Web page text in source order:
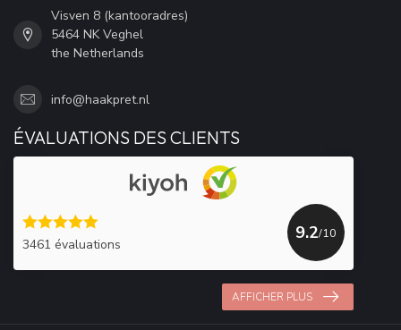
Visven 8 (kantooradres)
5464 NK Veghel
the Netherlands
info@haakpret.nl
ÉVALUATIONS DES CLIENTS
3461 évaluations
9.2/10
AFFICHER PLUS